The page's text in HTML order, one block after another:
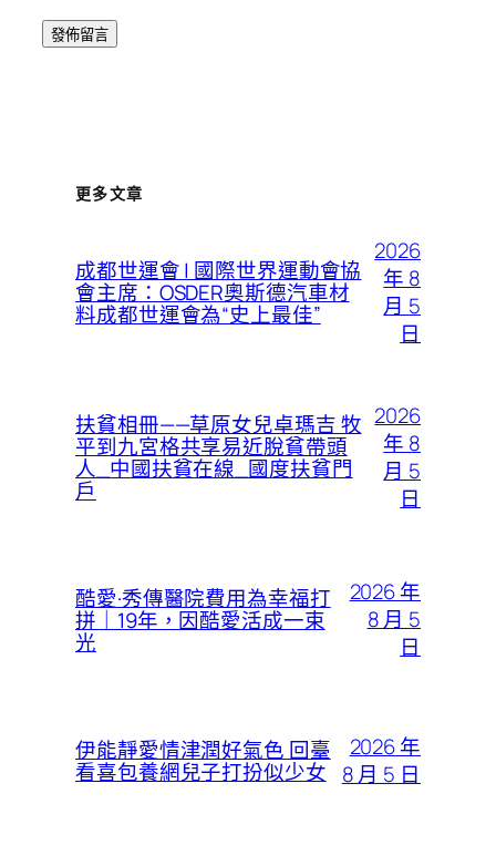
更多文章
成都世運會 | 國際世界運動會協
會主席：OSDER奧斯德汽車材
料成都世運會為“史上最佳”
2026
年 8
月 5
日
扶貧相冊——草原女兒卓瑪吉 牧
平到九宮格共享易近脫貧帶頭
人_中國扶貧在線_國度扶貧門
戶
2026
年 8
月 5
日
酷愛·秀傳醫院費用為幸福打
拼｜19年，因酷愛活成一束
光
2026 年
8 月 5
日
伊能靜愛情津潤好氣色 回臺
看喜包養網兒子打扮似少女
2026 年
8 月 5 日